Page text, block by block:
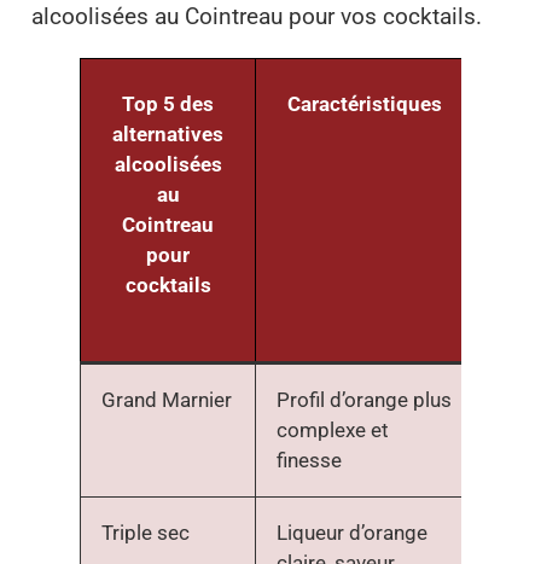
alcoolisées au Cointreau pour vos cocktails.
Top 5 des
alternatives
alcoolisées
au
Cointreau
pour
cocktails
Caractéristiques
Grand Marnier
Profil d’orange plus
complexe et
finesse
Triple sec
Liqueur d’orange